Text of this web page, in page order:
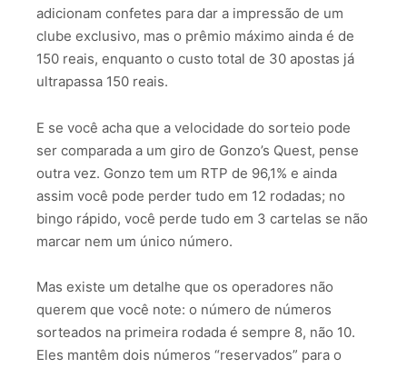
adicionam confetes para dar a impressão de um
clube exclusivo, mas o prêmio máximo ainda é de
150 reais, enquanto o custo total de 30 apostas já
ultrapassa 150 reais.
E se você acha que a velocidade do sorteio pode
ser comparada a um giro de Gonzo’s Quest, pense
outra vez. Gonzo tem um RTP de 96,1% e ainda
assim você pode perder tudo em 12 rodadas; no
bingo rápido, você perde tudo em 3 cartelas se não
marcar nem um único número.
Mas existe um detalhe que os operadores não
querem que você note: o número de números
sorteados na primeira rodada é sempre 8, não 10.
Eles mantêm dois números “reservados” para o